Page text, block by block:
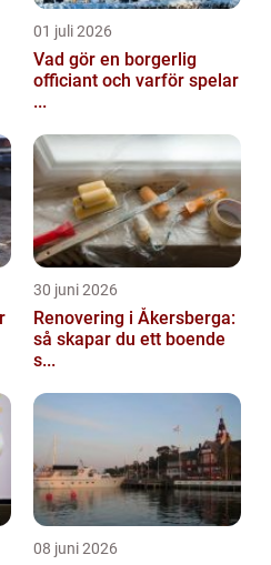
01 juli 2026
Vad gör en borgerlig
officiant och varför spelar
...
30 juni 2026
Renovering i Åkersberga:
så skapar du ett boende
s...
08 juni 2026